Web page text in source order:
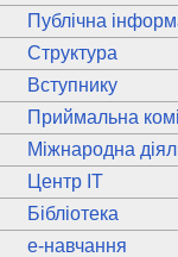
Публічна
Структура
Вступнику
Приймальна
Міжнародна
Центр ІТ
Бібліотека
e-навчання